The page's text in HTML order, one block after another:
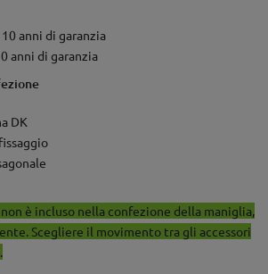
anni di garanzia
anni di garanzia
DK
è incluso nella confezione della maniglia,
Scegliere il movimento tra gli accessori